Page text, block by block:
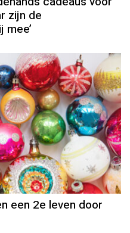
zijn de
een 2e leven door